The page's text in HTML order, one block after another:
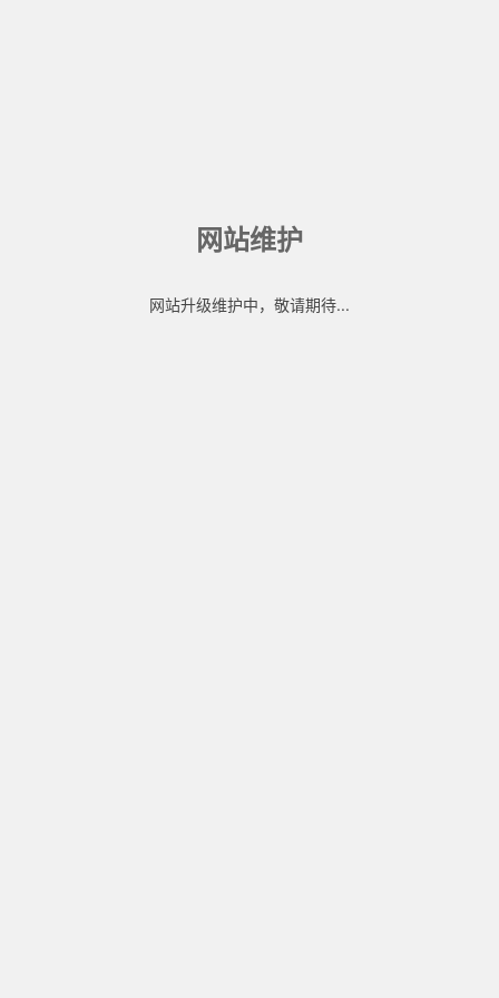
网站维护
网站升级维护中，敬请期待...